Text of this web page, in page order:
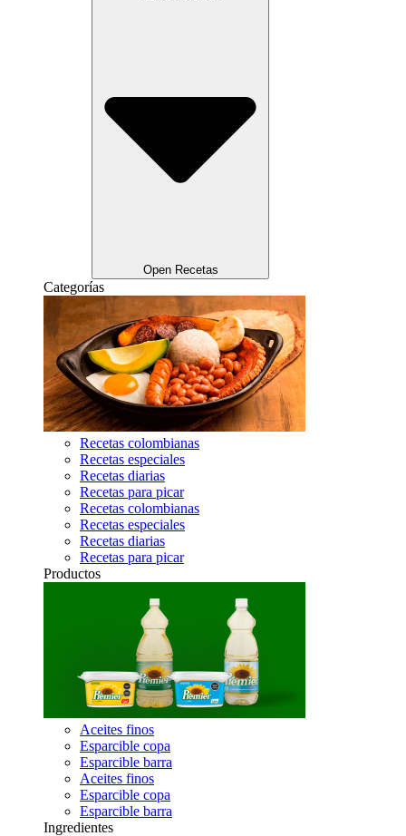
Open Recetas
Categorías
Recetas colombianas
Recetas especiales
Recetas diarias
Recetas para picar
Recetas colombianas
Recetas especiales
Recetas diarias
Recetas para picar
Productos
Aceites finos
Esparcible copa
Esparcible barra
Aceites finos
Esparcible copa
Esparcible barra
Ingredientes